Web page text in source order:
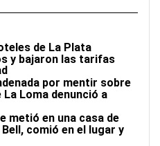
de La Plata
y bajaron las tarifas
por mentir sobre
Loma denunció a
metió en una casa de
comió en el lugar y